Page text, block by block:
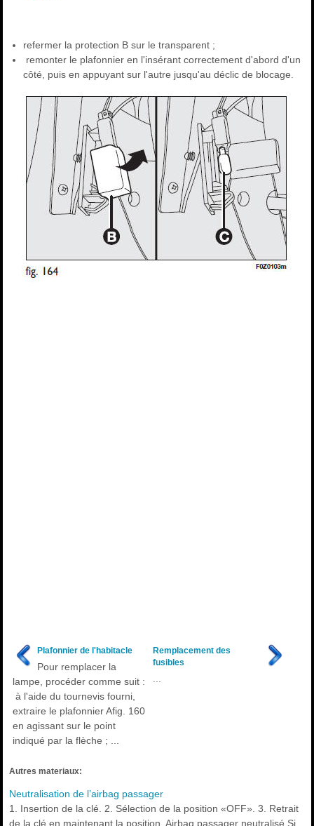
refermer la protection B sur le transparent ;
remonter le plafonnier en l'insérant correctement d'abord d'un
côté, puis en appuyant sur l'autre jusqu'au déclic de blocage.
Plafonnier de l'habitacle
Pour remplacer la
lampe, procéder comme suit :
à l'aide du tournevis fourni,
extraire le plafonnier Afig. 160
en agissant sur le point
indiqué par la flèche ; ...
Remplacement des
fusibles
Autres materiaux:
Neutralisation de l’airbag passager
1. Insertion de la clé. 2. Sélection de la position «OFF». 3. Retrait
de la clé en maintenant la position. Airbag passager neutralisé Si